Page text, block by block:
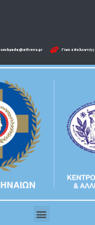
seckyada@athens.gr Γίνε εθελοντής